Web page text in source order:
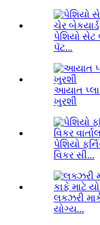
પેશિયો સેટ
પૅટ...
આયાત
ખુરશી
પેશિયો
વિકર સી...
લક્ઝરી
યોગ્ય...